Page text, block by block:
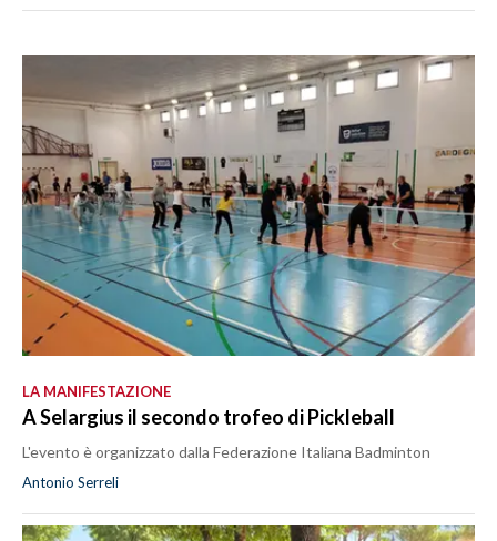
LA MANIFESTAZIONE
A Selargius il secondo trofeo di Pickleball
L'evento è organizzato dalla Federazione Italiana Badminton
Antonio Serreli